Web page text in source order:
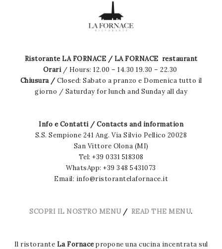
Ristorante LA FORNACE / LA FORNACE restaurant
Orari / Hours: 12.00 – 14.30 19.30 – 22.30
Chiusura / Closed: Sabato a pranzo e Domenica tutto il
giorno / Saturday for lunch and Sunday all day
Info e Contatti / Contacts and information
S.S. Sempione 241 Ang. Via Silvio Pellico 20028
San Vittore Olona (MI)
Tel: +39 0331 518308
WhatsApp: +39 348 5431073
Email: info@ristorantelafornace.it
SCOPRI IL NOSTRO MENU/ READ THE MENU.
Il ristorante La Fornacepropone una cucina incentrata sul